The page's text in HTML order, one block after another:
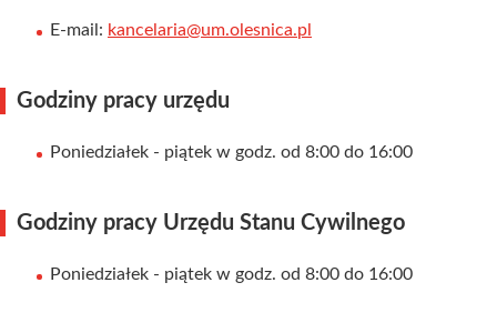
E-mail: kancelaria@um.olesnica.pl
Godziny pracy urzędu
Poniedziałek - piątek w godz. od 8:00 do 16:00
Godziny pracy Urzędu Stanu Cywilnego
Poniedziałek - piątek w godz. od 8:00 do 16:00